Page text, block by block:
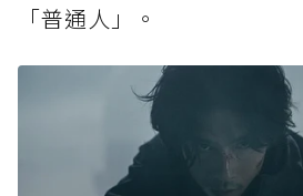
「普通人」。